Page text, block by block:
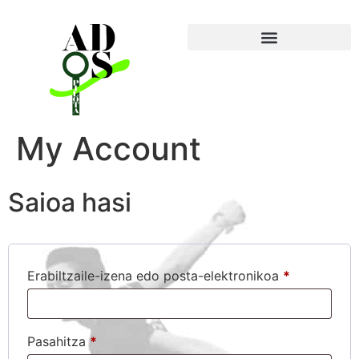
My Account
Saioa hasi
Erabiltzaile-izena edo posta-elektronikoa *
Pasahitza*